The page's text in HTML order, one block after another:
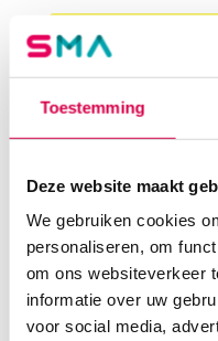
Toestemming
Deze website maakt
We gebruiken cookies
personaliseren, om
om ons websiteverkeer
informatie over uw
voor social media,
Steriel
Er zijn nog geen beoordelingen.
20cm (30)” te beoordelen
Vaste klanten, vaste